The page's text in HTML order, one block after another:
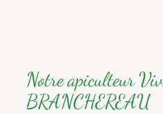
Notre apiculteur
BRANCHEREAU